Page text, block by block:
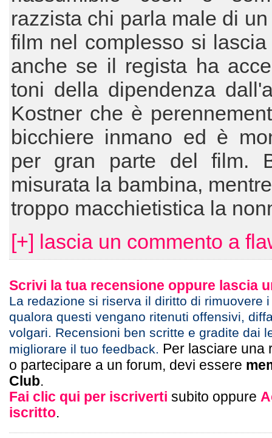
razzista chi parla male di
film nel complesso si lascia
anche se il regista ha
toni della dipendenza
Kostner che è
bicchiere inmano ed è
per gran parte del film.
misurata la bambina,
troppo macchietistica la
[+] lascia un commento a
Scrivi la tua recensione oppure lascia
La redazione si riserva il diritto di rimuovere
qualora questi vengano ritenuti offensivi,
volgari. Recensioni ben scritte e gradite dai
migliorare il tuo feedback. Per lasciare una
o partecipare a un forum, devi essere
Club.
Fai clic qui per iscriverti subito oppure
iscritto.